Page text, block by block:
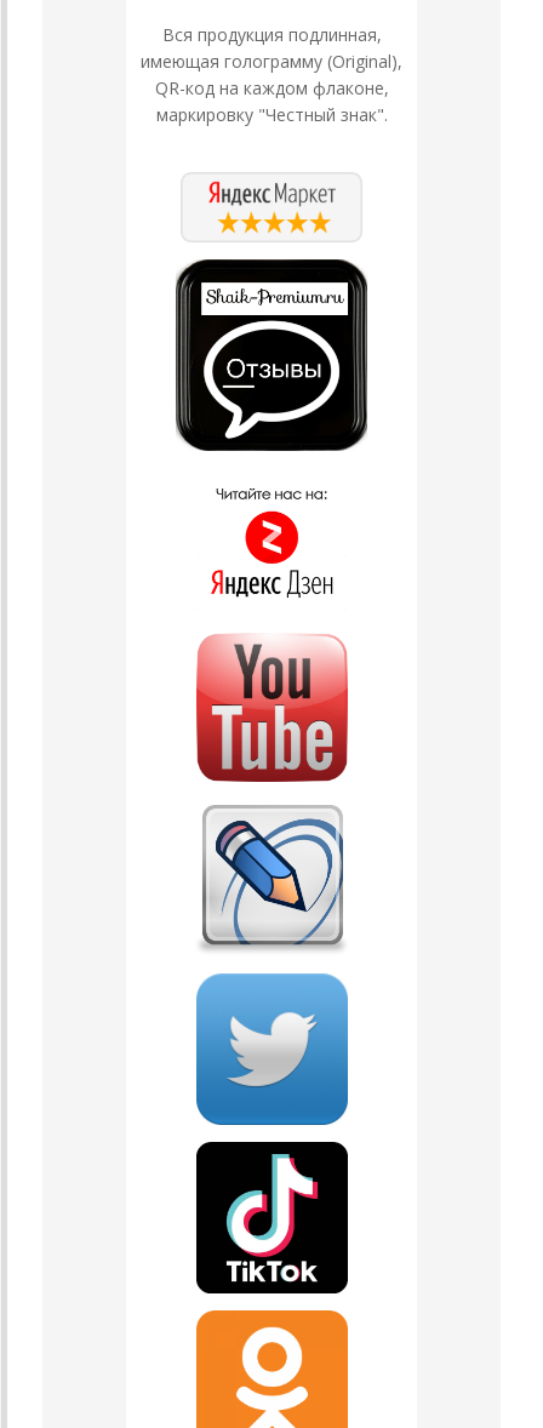
Вся продукция подлинная,
имеющая голограмму (Original),
QR-код на каждом флаконе,
маркировку "Честный знак".